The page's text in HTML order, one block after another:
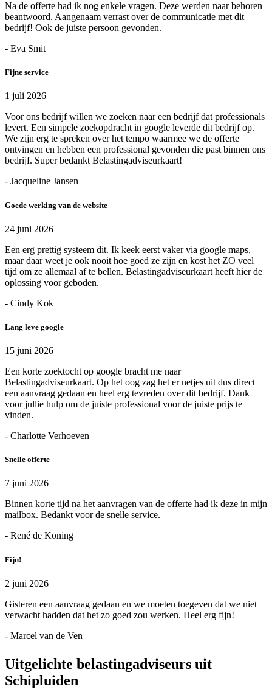
Na de offerte had ik nog enkele vragen. Deze werden naar behoren
beantwoord. Aangenaam verrast over de communicatie met dit
bedrijf! Ook de juiste persoon gevonden.
- Eva Smit
Fijne service
1 juli 2026
Voor ons bedrijf willen we zoeken naar een bedrijf dat professionals
levert. Een simpele zoekopdracht in google leverde dit bedrijf op.
We zijn erg te spreken over het tempo waarmee we de offerte
ontvingen en hebben een professional gevonden die past binnen ons
bedrijf. Super bedankt Belastingadviseurkaart!
- Jacqueline Jansen
Goede werking van de website
24 juni 2026
Een erg prettig systeem dit. Ik keek eerst vaker via google maps,
maar daar weet je ook nooit hoe goed ze zijn en kost het ZO veel
tijd om ze allemaal af te bellen. Belastingadviseurkaart heeft hier de
oplossing voor geboden.
- Cindy Kok
Lang leve google
15 juni 2026
Een korte zoektocht op google bracht me naar
Belastingadviseurkaart. Op het oog zag het er netjes uit dus direct
een aanvraag gedaan en heel erg tevreden over dit bedrijf. Dank
voor jullie hulp om de juiste professional voor de juiste prijs te
vinden.
- Charlotte Verhoeven
Snelle offerte
7 juni 2026
Binnen korte tijd na het aanvragen van de offerte had ik deze in mijn
mailbox. Bedankt voor de snelle service.
- René de Koning
Fijn!
2 juni 2026
Gisteren een aanvraag gedaan en we moeten toegeven dat we niet
verwacht hadden dat het zo goed zou werken. Heel erg fijn!
- Marcel van de Ven
Uitgelichte belastingadviseurs uit
Schipluiden